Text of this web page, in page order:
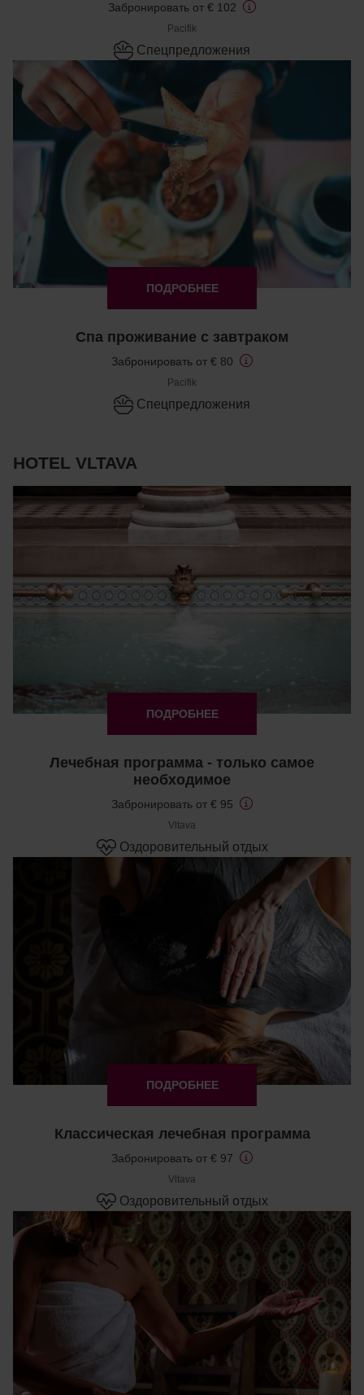
Забронировать от € 102
Pacifik
Cпецпредложения
ПОДРОБНЕЕ
Спа проживание с завтраком
Забронировать от € 80
Pacifik
Cпецпредложения
HOTEL VLTAVA
ПОДРОБНЕЕ
Лечебная программа - только самое
необходимое
Забронировать от € 95
Vltava
Оздоровительный отдых
ПОДРОБНЕЕ
Классическая лечебная программа
Забронировать от € 97
Vltava
Оздоровительный отдых